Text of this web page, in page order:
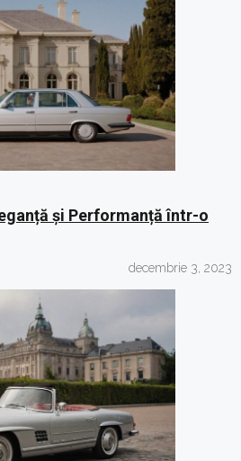
și Performanță într-o
decembrie 3, 2023